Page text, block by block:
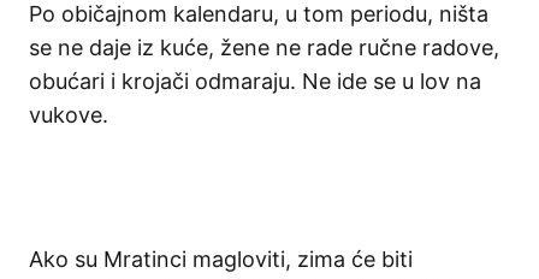
Po običajnom kalendaru, u tom periodu, ništa
se ne daje iz kuće, žene ne rade ručne radove,
obućari i krojači odmaraju. Ne ide se u lov na
vukove.
Ako su Mratinci magloviti, zima će biti